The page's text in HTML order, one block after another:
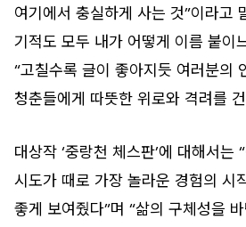
여기에서 충실하게 사는 것”이라고
기적도 모두 내가 어떻게 이름 붙이
“고칠수록 글이 좋아지듯 여러분의
청춘들에게 따뜻한 위로와 격려를
대상작 ‘중랑천 체스판’에 대해서는
시도가 때로 가장 놀라운 경험의 시
좋게 보여줬다”며 “삶의 구체성을